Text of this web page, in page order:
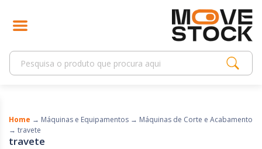
Home → Máquinas e Equipamentos → Máquinas de Corte e Acabamento
→ travete
travete